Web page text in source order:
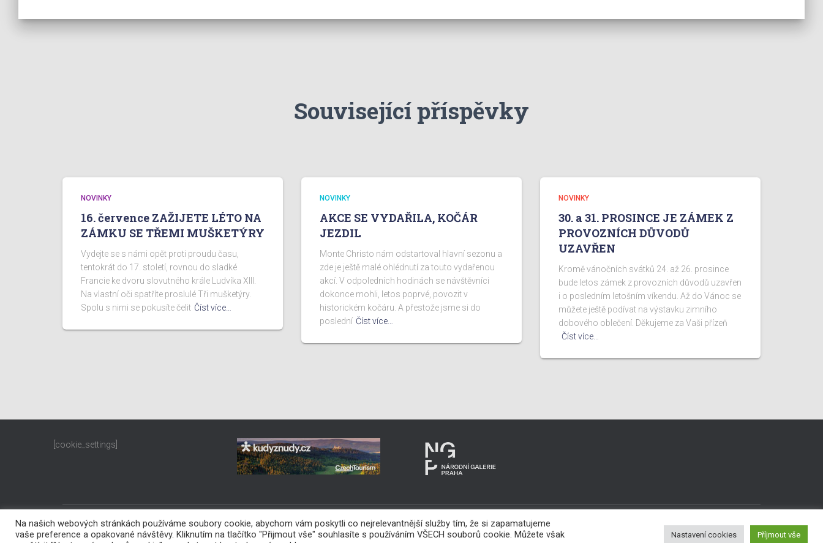
Související příspěvky
NOVINKY
16. července ZAŽIJETE LÉTO NA
ZÁMKU SE TŘEMI MUŠKETÝRY
Vydejte se s námi opět proti proudu času,
tentokrát do 17. století, rovnou do sladké
Francie ke dvoru slovutného krále Ludvíka XIII.
Na vlastní oči spatříte proslulé Tři mušketýry.
Spolu s nimi se pokusíte čelit Číst více…
NOVINKY
AKCE SE VYDAŘILA, KOČÁR
JEZDIL
Monte Christo nám odstartoval hlavní sezonu a
zde je ještě malé ohlédnutí za touto vydařenou
akcí. V odpoledních hodinách se návštěvníci
dokonce mohli, letos poprvé, povozit v
historickém kočáru. A přestože jsme si do
poslední Číst více…
NOVINKY
30. a 31. PROSINCE JE ZÁMEK Z
PROVOZNÍCH DŮVODŮ
UZAVŘEN
Kromě vánočních svátků 24. až 26. prosince
bude letos zámek z provozních důvodů uzavřen
i o posledním letošním víkendu. Až do Vánoc se
můžete ještě podívat na výstavku zimního
dobového oblečení. Děkujeme za Vaši přízeň
Číst více…
[cookie_settings]
PROHLÁŠENÍ O PŘÍSTUPNOSTI Copyright © 2022 Statutární město Karviná
Na našich webových stránkách používáme soubory cookie, abychom vám poskytli co nejrelevantnější služby tím, že si zapamatujeme
vaše preference a opakované návštěvy. Kliknutím na tlačítko "Přijmout vše" souhlasíte s používáním VŠECH souborů cookie. Můžete však
Nastavení cookies Příjmout vše